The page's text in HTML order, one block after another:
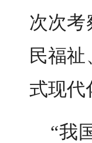
次次考
民福祉
式现代
“我